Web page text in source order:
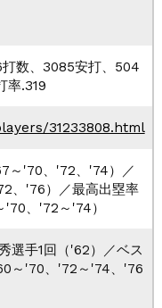
数、3085安打、504
率.319
31233808.html
～'70、'72、'74）／
、'76）／最高出塁率
、'72～'74）
選手1回（'62）／ベス
～'70、'72～'74、'76